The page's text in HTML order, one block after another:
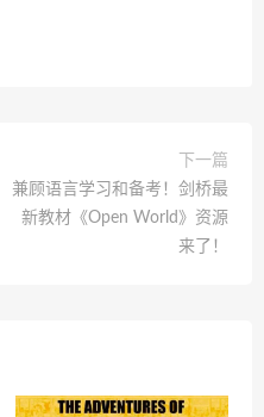
下一篇
兼顾语言学习和备考！剑桥最
新教材《Open World》资源
来了！